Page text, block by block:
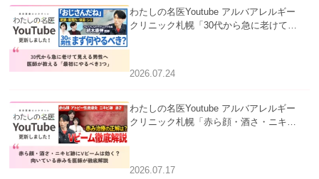
わたしの名医Youtube アルバアレルギー
クリニック札幌「30代から急に老けて見
べき3つ」」を公開いたしました。
2026.07.24
わたしの名医Youtube アルバアレルギー
クリニック札幌「赤ら顔・酒さ・ニキビ
医師が徹底解説」を公開いたしました。
2026.07.17